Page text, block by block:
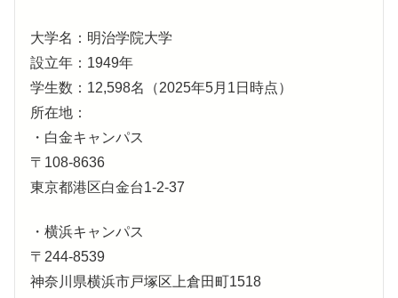
大学名：明治学院大学
設立年：1949年
学生数：12,598名（2025年5月1日時点）
所在地：
・白金キャンパス
〒108-8636
東京都港区白金台1-2-37
・横浜キャンパス
〒244-8539
神奈川県横浜市戸塚区上倉田町1518